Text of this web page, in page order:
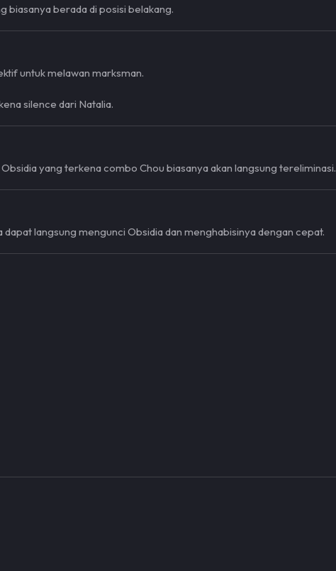
biasanya berada di posisi belakang.
untuk melawan marksman.
silence dari Natalia.
yang terkena combo Chou biasanya akan langsung tereliminasi.
langsung mengunci Obsidia dan menghabisinya dengan cepat.